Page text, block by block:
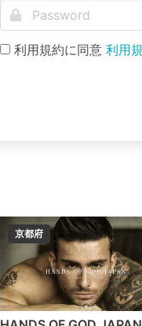
利用規約に同意 利用
京都府